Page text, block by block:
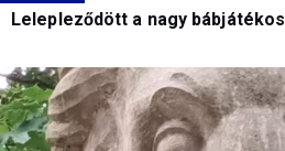
Lelepleződött a nagy bábjátékos